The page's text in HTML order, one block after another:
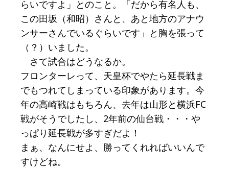
らいですよ」とのこと。「だから有名人も、
この田坂（和昭）さんと、あと地方のアナウ
ンサーさんでいるぐらいです」と胸を張って
（？）いました。
さて試合はどうなるか。
フロンターレって、天皇杯でやたら延長戦ま
でもつれてしまっている印象があります。今
年の高崎戦はもちろん、去年は山形と横浜FC
戦がそうでしたし、2年前の仙台戦・・・や
っぱり延長戦が多すぎだよ！
まぁ、なんにせよ、勝ってくれればいいんで
すけどね。